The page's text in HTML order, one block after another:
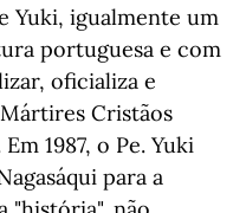
Yuki, igualmente um
portuguesa e com
oficializa e
Cristãos
1987, o Pe. Yuki
para a